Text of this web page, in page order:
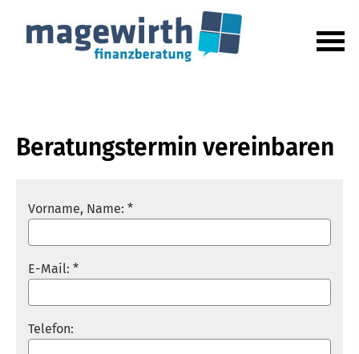
Beratungstermin vereinbaren
Vorname, Name: *
E-Mail: *
Telefon: